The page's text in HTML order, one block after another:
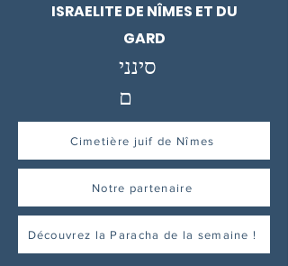
ISRAELITE DE NÎMES ET DU
GARD
סינני
ם
Cimetière juif de Nîmes
Notre partenaire
Découvrez la Paracha de la semaine !